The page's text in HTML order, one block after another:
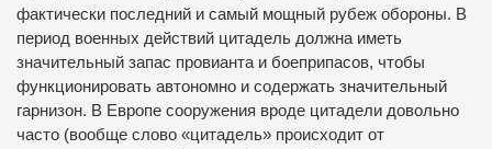
фактически последний и самый мощный рубеж обороны. В
период военных действий цитадель должна иметь
значительный запас провианта и боеприпасов, чтобы
функционировать автономно и содержать значительный
гарнизон. В Европе сооружения вроде цитадели довольно
часто (вообще слово «цитадель» происходит от